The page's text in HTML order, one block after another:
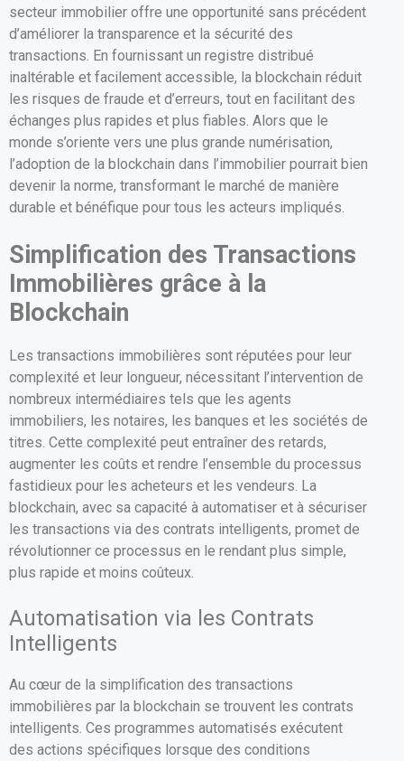
secteur immobilier offre une opportunité sans précédent
d’améliorer la transparence et la sécurité des
transactions. En fournissant un registre distribué
inaltérable et facilement accessible, la blockchain réduit
les risques de fraude et d’erreurs, tout en facilitant des
échanges plus rapides et plus fiables. Alors que le
monde s’oriente vers une plus grande numérisation,
l’adoption de la blockchain dans l’immobilier pourrait bien
devenir la norme, transformant le marché de manière
durable et bénéfique pour tous les acteurs impliqués.
Simplification des Transactions
Immobilières grâce à la
Blockchain
Les transactions immobilières sont réputées pour leur
complexité et leur longueur, nécessitant l’intervention de
nombreux intermédiaires tels que les agents
immobiliers, les notaires, les banques et les sociétés de
titres. Cette complexité peut entraîner des retards,
augmenter les coûts et rendre l’ensemble du processus
fastidieux pour les acheteurs et les vendeurs. La
blockchain, avec sa capacité à automatiser et à sécuriser
les transactions via des contrats intelligents, promet de
révolutionner ce processus en le rendant plus simple,
plus rapide et moins coûteux.
Automatisation via les Contrats
Intelligents
Au cœur de la simplification des transactions
immobilières par la blockchain se trouvent les contrats
intelligents. Ces programmes automatisés exécutent
des actions spécifiques lorsque des conditions